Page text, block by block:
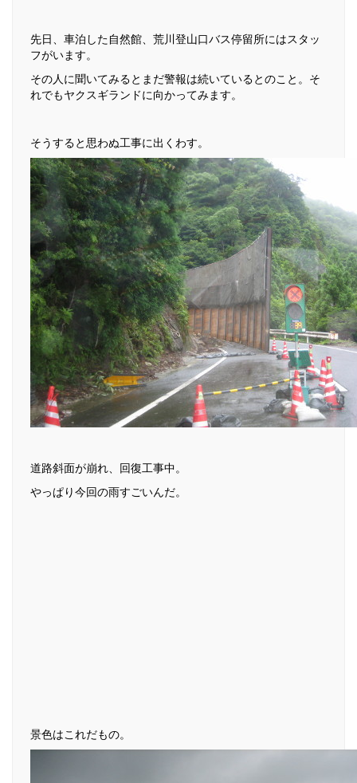
先日、車泊した自然館、荒川登山口バス停留所にはスタッ
フがいます。
その人に聞いてみるとまだ警報は続いているとのこと。そ
れでもヤクスギランドに向かってみます。
そうすると思わぬ工事に出くわす。
道路斜面が崩れ、回復工事中。
やっぱり今回の雨すごいんだ。
景色はこれだもの。